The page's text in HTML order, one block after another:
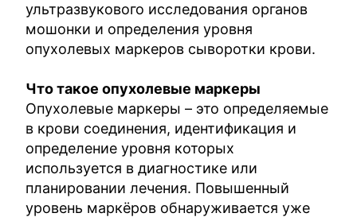
ультразвукового исследования органов
мошонки и определения уровня
опухолевых маркеров сыворотки крови.
Что такое опухолевые маркеры
Опухолевые маркеры – это определяемые
в крови соединения, идентификация и
определение уровня которых
используется в диагностике или
планировании лечения. Повышенный
уровень маркёров обнаруживается уже